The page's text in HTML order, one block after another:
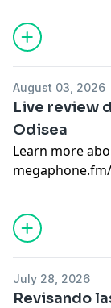
August 03, 2026
Live review
Odisea
Learn more
July 28, 2026
Revisando